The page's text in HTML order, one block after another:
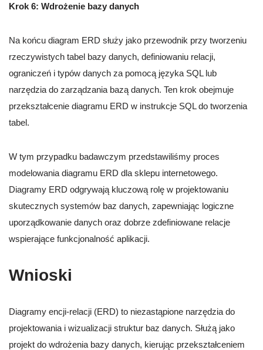
Krok 6: Wdrożenie bazy danych
Na końcu diagram ERD służy jako przewodnik przy tworzeniu
rzeczywistych tabel bazy danych, definiowaniu relacji,
ograniczeń i typów danych za pomocą języka SQL lub
narzędzia do zarządzania bazą danych. Ten krok obejmuje
przekształcenie diagramu ERD w instrukcje SQL do tworzenia
tabel.
W tym przypadku badawczym przedstawiliśmy proces
modelowania diagramu ERD dla sklepu internetowego.
Diagramy ERD odgrywają kluczową rolę w projektowaniu
skutecznych systemów baz danych, zapewniając logiczne
uporządkowanie danych oraz dobrze zdefiniowane relacje
wspierające funkcjonalność aplikacji.
Wnioski
Diagramy encji-relacji (ERD) to niezastąpione narzędzia do
projektowania i wizualizacji struktur baz danych. Służą jako
projekt do wdrożenia bazy danych, kierując przekształceniem